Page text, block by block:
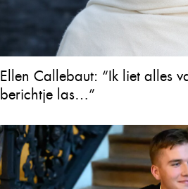
Ellen Callebaut: “Ik liet alles
berichtje las…”